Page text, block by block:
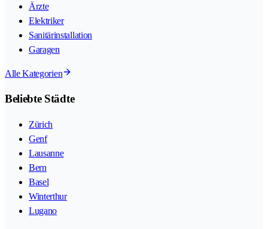
Ärzte
Elektriker
Sanitärinstallation
Garagen
Alle Kategorien
Beliebte Städte
Zürich
Genf
Lausanne
Bern
Basel
Winterthur
Lugano